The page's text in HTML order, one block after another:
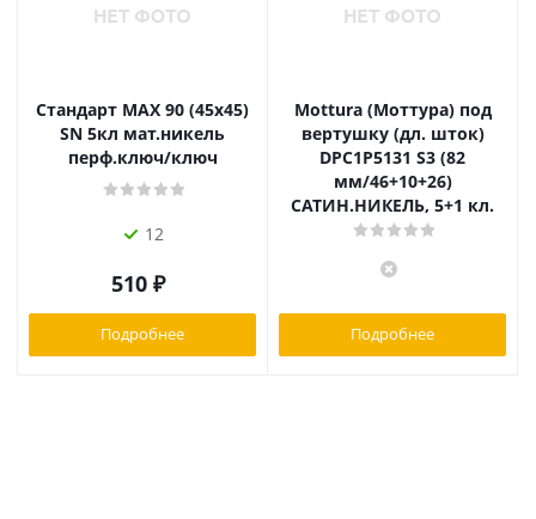
Стандарт MAX 90 (45х45)
SN 5кл мат.никель
перф.ключ/ключ
12
510 ₽
Подробнее
Mottura (Моттура) под
вертушку (дл. шток)
DPC1P5131 S3 (82
мм/46+10+26)
САТИН.НИКЕЛЬ, 5+1 кл.
Подробнее